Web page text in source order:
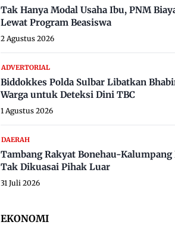
Tak Hanya Modal Usaha Ibu, PNM
Lewat Program Beasiswa
2 Agustus 2026
ADVERTORIAL
Biddokkes Polda Sulbar Libatkan
Warga untuk Deteksi Dini TBC
1 Agustus 2026
DAERAH
Tambang Rakyat Bonehau-
Tak Dikuasai Pihak Luar
31 Juli 2026
EKONOMI